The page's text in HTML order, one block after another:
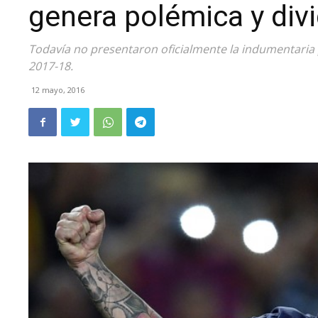
genera polémica y
Todavía no presentaron oficialmente la
2017-18.
12 mayo, 2016